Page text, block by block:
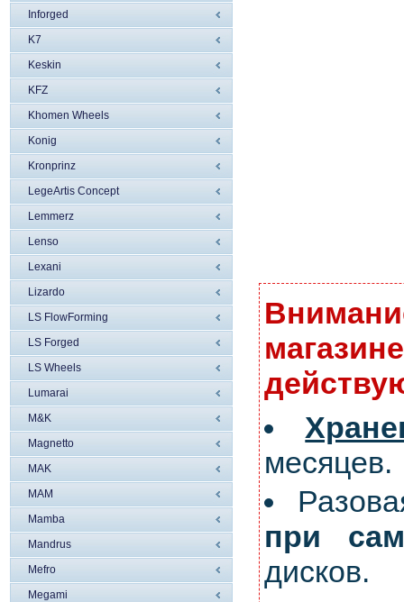
Inforged
K7
Keskin
KFZ
Khomen Wheels
Konig
Kronprinz
LegeArtis Concept
Lemmerz
Lenso
Lexani
Lizardo
LS FlowForming
LS Forged
LS Wheels
Lumarai
M&K
Magnetto
MAK
MAM
Mamba
Mandrus
Mefro
Megami
месяцев.
при
дисков.